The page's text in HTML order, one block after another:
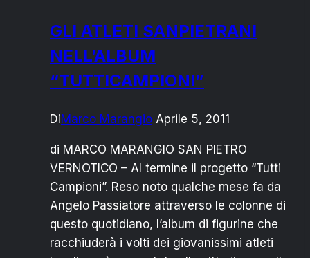
GLI ATLETI SANPIETRANI
NELL’ALBUM
“TUTTICAMPIONI”
DiMarco Marangio Aprile 5, 2011
di MARCO MARANGIO SAN PIETRO
VERNOTICO – Al termine il progetto “Tutti
Campioni”. Reso noto qualche mese fa da
Angelo Passiatore attraverso le colonne di
questo quotidiano, l’album di figurine che
racchiuderà i volti dei giovanissimi atleti